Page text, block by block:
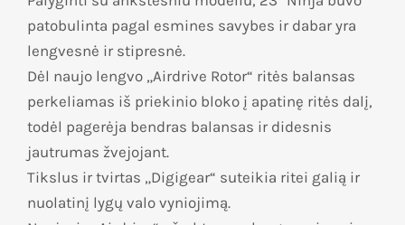
patobulinta pagal esmines savybes ir dabar yra
lengvesnė ir stipresnė.
Dėl naujo lengvo „Airdrive Rotor“ ritės balansas
perkeliamas iš priekinio bloko į apatinę ritės dalį,
todėl pagerėja bendras balansas ir didesnis
jautrumas žvejojant.
Tikslus ir tvirtas „Digigear“ suteikia ritei galią ir
nuolatinį lygų valo vyniojimą.